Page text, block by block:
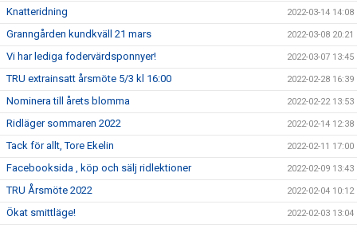
Knatteridning 2022-03-14 14:08
Granngården kundkväll 21 mars 2022-03-08 20:21
Vi har lediga fodervärdsponnyer! 2022-03-07 13:45
TRU extrainsatt årsmöte 5/3 kl 16:00 2022-02-28 16:39
Nominera till årets blomma 2022-02-22 13:53
Ridläger sommaren 2022 2022-02-14 12:38
Tack för allt, Tore Ekelin 2022-02-11 17:00
Facebooksida , köp och sälj ridlektioner 2022-02-09 13:43
TRU Årsmöte 2022 2022-02-04 10:12
Ökat smittläge! 2022-02-03 13:04